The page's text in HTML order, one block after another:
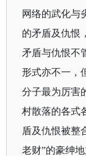
网络的武化与
的矛盾及仇恨
矛盾与仇恨不
形式亦不一，
分子最为厉害
村散落的各式
盾及仇恨被整
老财”的豪绅